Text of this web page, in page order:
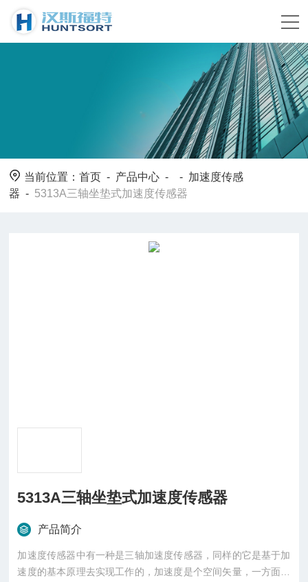
当前位置：首页 - 产品中心 - - 加速度传感
器 - 5313A三轴坐垫式加速度传感器
5313A三轴坐垫式加速度传感器
产品简介
加速度传感器中有一种是三轴加速度传感器，同样的它是基于加
速度的基本原理去实现工作的，加速度是个空间矢量，一方面，